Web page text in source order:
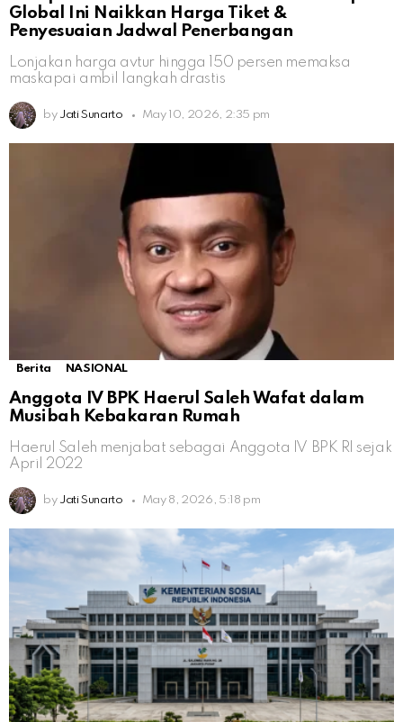
Global Ini Naikkan Harga Tiket &
Penyesuaian Jadwal Penerbangan
Lonjakan harga avtur hingga 150 persen memaksa
maskapai ambil langkah drastis
by Jati Sunarto May 10, 2026, 2:35 pm
Berita NASIONAL
Anggota IV BPK Haerul Saleh Wafat dalam
Musibah Kebakaran Rumah
Haerul Saleh menjabat sebagai Anggota IV BPK RI sejak
April 2022
by Jati Sunarto May 8, 2026, 5:18 pm